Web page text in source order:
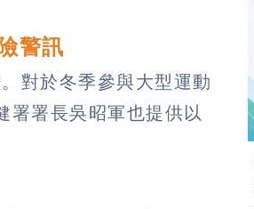
警訊
對於冬季參與大型運動
署署長吳昭軍也提供以